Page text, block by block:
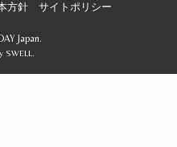
方針
サイトポリシー
Japan.
SWELL.